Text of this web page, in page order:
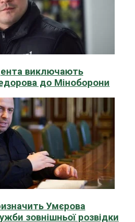
виключають
до Міноборони
Умєрова
зовнішньої розвідки